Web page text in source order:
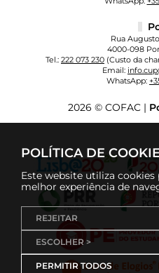
POLÍTICA DE
Este website utiliza
melhor experiência de
REJEITAR
ESCOLHER >
PERMITIR TODOS
Rua
4000-098
Tel.: 222 073 230 (Custo da
Email:
WhatsApp:
2026 © COFAC |